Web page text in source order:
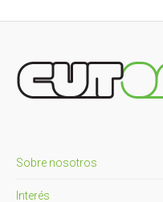
Sobre nosotros
Interés